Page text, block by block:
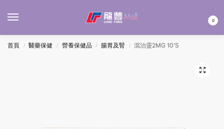
0
首頁 / 醫藥保健 / 營養保健品 / 腸胃及腎 / 瀉治靈2MG 10’S